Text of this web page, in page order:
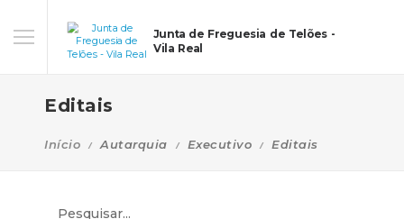
Junta de Freguesia de Telões -
Vila Real
Editais
Início Autarquia Executivo Editais